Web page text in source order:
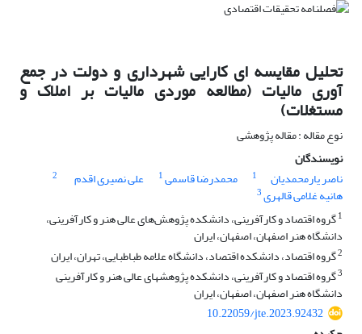
تحلیل مقایسه‬ ای کارایی شهرداری و دولت در جمع‬
آوری مالیات (مطالعه موردی مالیات بر املاک و
مستغلات)
نوع مقاله : مقاله پژوهشی
نویسندگان
ناصر یارمحمدیان
1 محمدرضا قاسمی1 علی نصیری اقدم 2
هانیه غلامی قالهری3
1گروه اقتصاد و کارآفرینی، دانشکده پژوهش‌های عالی هنر و کارآفرینی،
دانشگاه هنر اصفهان، اصفهان، ایران
2گروه اقتصاد، دانشکده اقتصاد، دانشگاه علامه طباطبایی، تهران، ایران
3گروه اقتصاد و کارآفرینی، دانشکده پژوهش‬های عالی هنر و کارآفرینی
دانشگاه هنر اصفهان، اصفهان، ایران
10.22059/jte.2023.92432